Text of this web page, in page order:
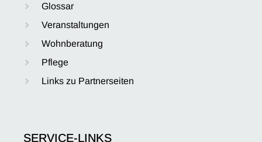
Glossar
Veranstaltungen
Wohnberatung
Pflege
Links zu Partnerseiten
SERVICE-LINKS